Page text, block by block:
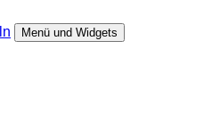
Menü und Widgets